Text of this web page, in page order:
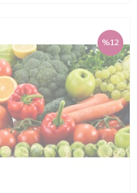
%12